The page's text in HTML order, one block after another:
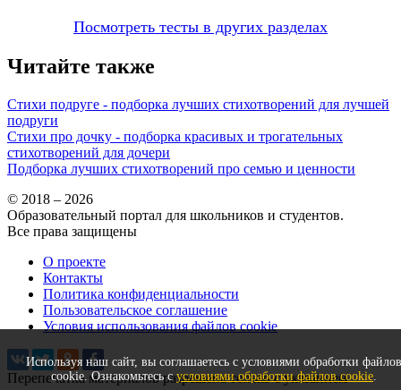
Посмотреть тесты в других разделах
Читайте также
Стихи подруге - подборка лучших стихотворений для лучшей
подруги
Стихи про дочку - подборка красивых и трогательных
стихотворений для дочери
Подборка лучших стихотворений про семью и ценности
Используя наш сайт, вы соглашаетесь с условиями обработки файлов
cookie. Ознакомьтесь сусловиями обработки файлов cookie.
© 2018 – 2026
Образовательный портал для школьников и студентов.
Все права защищены
О проекте
Контакты
Политика конфиденциальности
Пользовательское соглашение
Условия использования файлов cookie
Перепечатка материалов разрешена только с указанием